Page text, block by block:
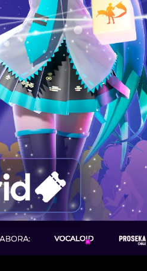
PREVIEW
HOLOGRÁFICOS